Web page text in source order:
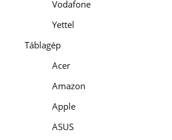
Vodafone
Yettel
Táblagép
Acer
Amazon
Apple
ASUS